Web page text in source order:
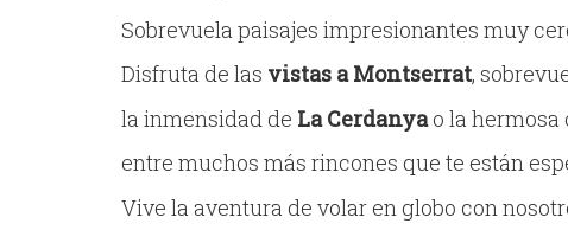
Sobrevuela paisajes impresionantes muy
Disfruta de las vistas a Montserrat,
la inmensidad de La Cerdanyao la hermosa
entre muchos más rincones que te están
Vive la aventura de volar en globo con